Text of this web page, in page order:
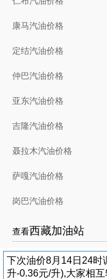
康马汽油价格
定结汽油价格
仲巴汽油价格
亚东汽油价格
吉隆汽油价格
聂拉木汽油价格
萨嘎汽油价格
岗巴汽油价格
查看西藏加油站
下次油价8月14日24时
升-0.36元/升),大家相互